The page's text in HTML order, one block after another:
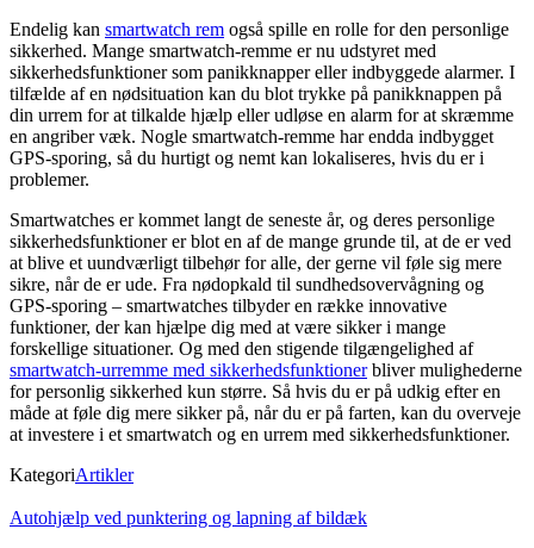
Endelig kan smartwatch rem også spille en rolle for den personlige
sikkerhed. Mange smartwatch-remme er nu udstyret med
sikkerhedsfunktioner som panikknapper eller indbyggede alarmer. I
tilfælde af en nødsituation kan du blot trykke på panikknappen på
din urrem for at tilkalde hjælp eller udløse en alarm for at skræmme
en angriber væk. Nogle smartwatch-remme har endda indbygget
GPS-sporing, så du hurtigt og nemt kan lokaliseres, hvis du er i
problemer.
Smartwatches er kommet langt de seneste år, og deres personlige
sikkerhedsfunktioner er blot en af de mange grunde til, at de er ved
at blive et uundværligt tilbehør for alle, der gerne vil føle sig mere
sikre, når de er ude. Fra nødopkald til sundhedsovervågning og
GPS-sporing – smartwatches tilbyder en række innovative
funktioner, der kan hjælpe dig med at være sikker i mange
forskellige situationer. Og med den stigende tilgængelighed af
smartwatch-urremme med sikkerhedsfunktionerbliver mulighederne
for personlig sikkerhed kun større. Så hvis du er på udkig efter en
måde at føle dig mere sikker på, når du er på farten, kan du overveje
at investere i et smartwatch og en urrem med sikkerhedsfunktioner.
KategoriArtikler
Autohjælp ved punktering og lapning af bildæk